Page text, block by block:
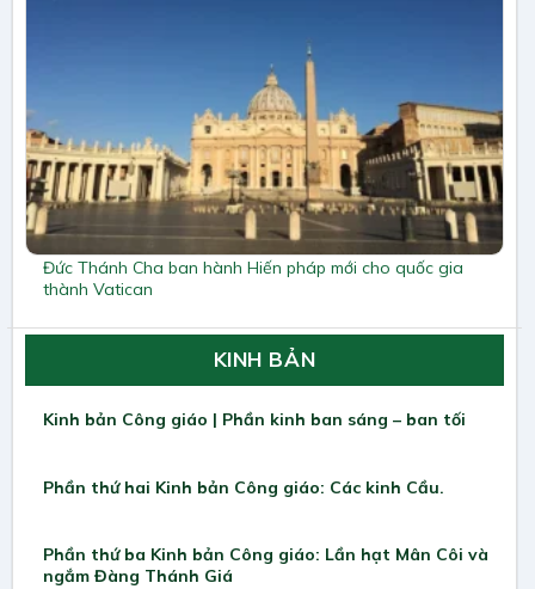
Đức Thánh Cha ban hành Hiến pháp mới cho quốc gia
thành Vatican
KINH BẢN
Kinh bản Công giáo | Phần kinh ban sáng – ban tối
Phần thứ hai Kinh bản Công giáo: Các kinh Cầu.
Phần thứ ba Kinh bản Công giáo: Lần hạt Mân Côi và
ngắm Đàng Thánh Giá